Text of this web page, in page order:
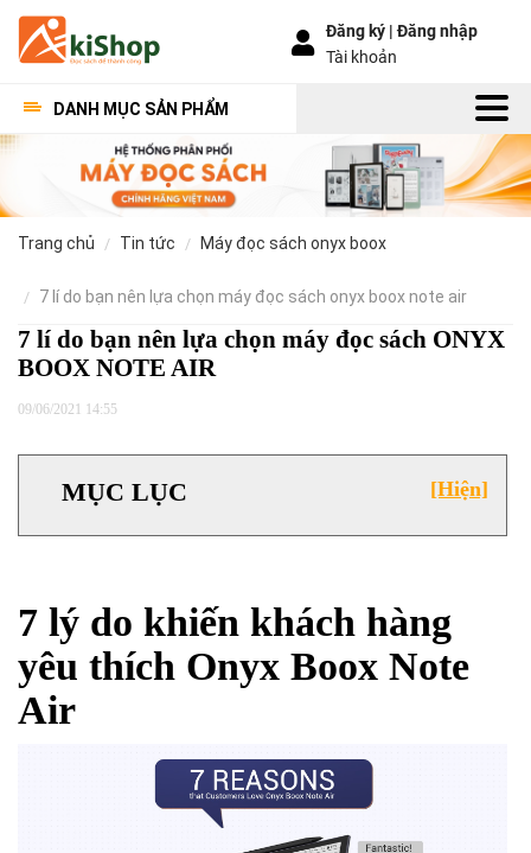
Đăng ký |Đăng nhập
Tài khoản
DANH MỤC SẢN PHẨM
trang chủ tin tức máy đọc sách onyx boox
7 lí do bạn nên lựa chọn máy đọc sách onyx boox note air
7 lí do bạn nên lựa chọn máy đọc sách ONYX
BOOX NOTE AIR
09/06/2021 14:55
[Hiện]
MỤC LỤC
7 lý do khiến khách hàng
yêu thích Onyx Boox Note
Air